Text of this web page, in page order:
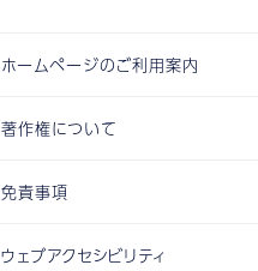
ホームページのご利用案内
著作権について
免責事項
ウェブアクセシビリティ